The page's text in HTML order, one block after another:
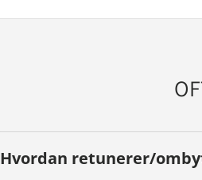
Hvordan retunerer/